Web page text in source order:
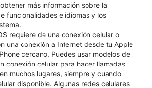
más información sobre la
funcionalidades e idiomas y los
requiere de una conexión celular o
una conexión a Internet desde tu Apple
cercano. Puedes usar modelos de
conexión celular para hacer llamadas
muchos lugares, siempre y cuando
disponible. Algunas redes celulares